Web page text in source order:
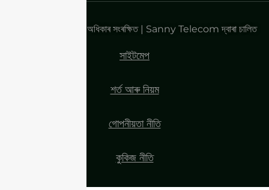
কপিৰাইট ২০২৫| সকলো অধিকাৰ সংৰক্ষিত | Sanny Telecom দ্বাৰা চালিত
সাইটমেপ
শৰ্ত আৰু নিয়ম
গোপনীয়তা নীতি
কুকিজ নীতি